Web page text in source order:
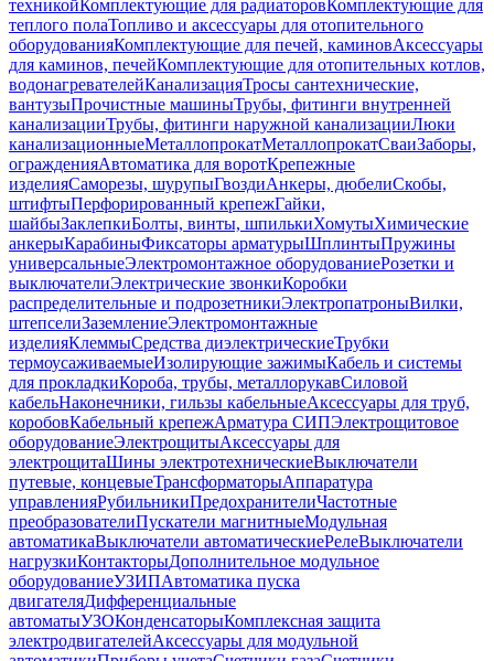
техникойКомплектующие для радиаторовКомплектующие для
теплого полаТопливо и аксессуары для отопительного
оборудованияКомплектующие для печей, каминовАксессуары
для каминов, печейКомплектующие для отопительных котлов,
водонагревателейКанализацияТросы сантехнические,
вантузыПрочистные машиныТрубы, фитинги внутренней
канализацииТрубы, фитинги наружной канализацииЛюки
канализационныеМеталлопрокатМеталлопрокатСваиЗаборы,
огражденияАвтоматика для воротКрепежные
изделияСаморезы, шурупыГвоздиАнкеры, дюбелиСкобы,
штифтыПерфорированный крепежГайки,
шайбыЗаклепкиБолты, винты, шпилькиХомутыХимические
анкерыКарабиныФиксаторы арматурыШплинтыПружины
универсальныеЭлектромонтажное оборудованиеРозетки и
выключателиЭлектрические звонкиКоробки
распределительные и подрозетникиЭлектропатроныВилки,
штепселиЗаземлениеЭлектромонтажные
изделияКлеммыСредства диэлектрическиеТрубки
термоусаживаемыеИзолирующие зажимыКабель и системы
для прокладкиКороба, трубы, металлорукавСиловой
кабельНаконечники, гильзы кабельныеАксессуары для труб,
коробовКабельный крепежАрматура СИПЭлектрощитовое
оборудованиеЭлектрощитыАксессуары для
электрощитаШины электротехническиеВыключатели
путевые, концевыеТрансформаторыАппаратура
управленияРубильникиПредохранителиЧастотные
преобразователиПускатели магнитныеМодульная
автоматикаВыключатели автоматическиеРелеВыключатели
нагрузкиКонтакторыДополнительное модульное
оборудованиеУЗИПАвтоматика пуска
двигателяДифференциальные
автоматыУЗОКонденсаторыКомплексная защита
электродвигателейАксессуары для модульной